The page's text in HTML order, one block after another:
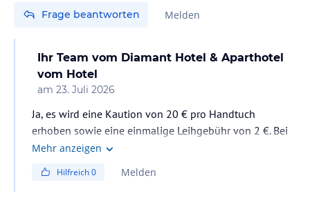
Frage beantworten Melden
Ihr Team vom Diamant Hotel & Aparthotel
vom Hotel
am 23. Juli 2026
Ja, es wird eine Kaution von 20 € pro Handtuch
erhoben sowie eine einmalige Leihgebühr von 2 €. Bei
jedem Handtuchwechsel fällt erneut eine Gebühr von 2
Mehr anzeigen
Hilfreich0 Melden